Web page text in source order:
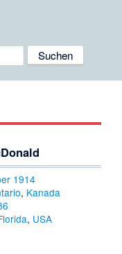
1914
, Kanada
, USA